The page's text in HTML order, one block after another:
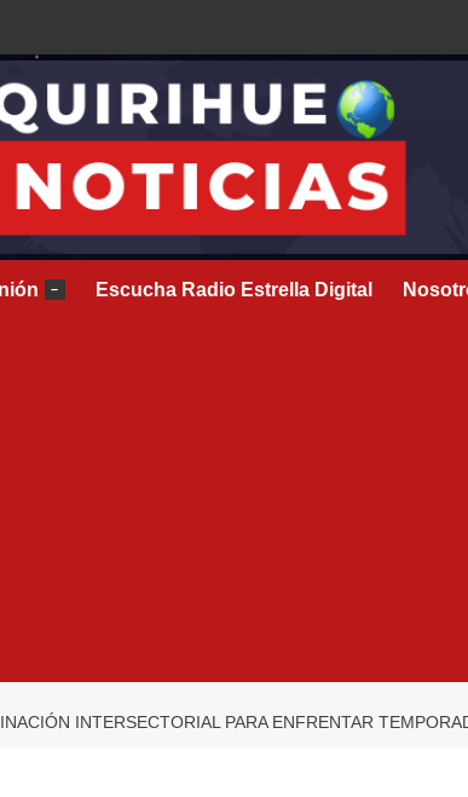
– Escucha Radio Estrella Digital
INTERSECTORIAL PARA ENFRENTAR